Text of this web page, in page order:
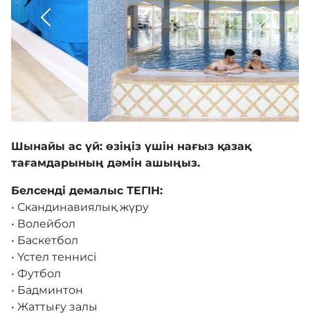
Ойын-сауық
Біз туралы
Байланыс
Бірыңғай сөздік
Нашар көретіндерге
арналған нұсқа
Шынайы ас үй: өзіңіз үшін нағыз қазақ
тағамдарының дәмін ашыңыз.
Белсенді демалыс ТЕГІН:
• Скандинавиялық жүру
• Волейбол
• Баскетбол
• Үстел теннисі
• Футбол
• Бадминтон
• Жаттығу залы